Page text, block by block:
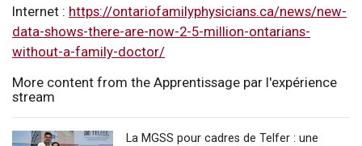
Internet : https://ontariofamilyphysicians.ca/news/new-
data-shows-there-are-now-2-5-million-ontarians-
without-a-family-doctor/
More content from the Apprentissage par l'expérience
stream
La MGSS pour cadres de Telfer : une